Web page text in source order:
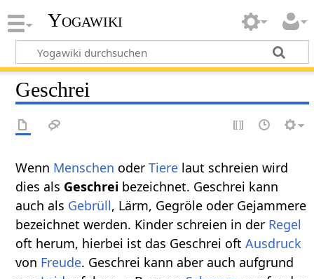
Yogawiki
Geschrei
Wenn Menschen oderTiere laut schreien wird
dies als Geschrei bezeichnet. Geschrei‏‎ kann
auch als Gebrüll, Lärm, Gegröle oder Gejammere
bezeichnet werden. Kinder schreien in der Regel
oft herum, hierbei ist das Geschrei oftAusdruck
von Freude. Geschrei kann aber auch aufgrund